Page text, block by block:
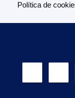
Política de